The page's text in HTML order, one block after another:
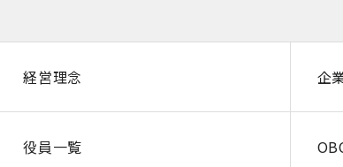
経営理念 企
役員一覧